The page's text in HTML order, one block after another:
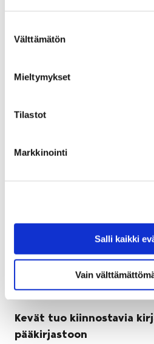
valinta
Välttämätön
Mieltymykset
Tilastot
Markkinointi
Salli kaikki
Vain
kaavamuutoksia
6 helmikuun, 2019
sekä kaavaluonnokset ovat
Kevät tuo kiinnostavia
pääkirjastoon